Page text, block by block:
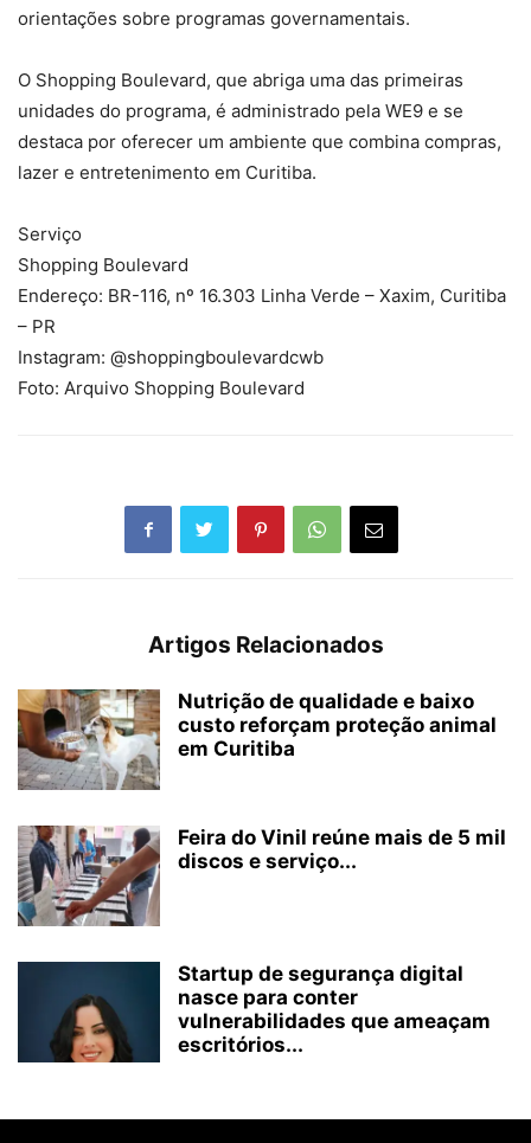
orientações sobre programas governamentais.
O Shopping Boulevard, que abriga uma das primeiras
unidades do programa, é administrado pela WE9 e se
destaca por oferecer um ambiente que combina compras,
lazer e entretenimento em Curitiba.
Serviço
Shopping Boulevard
Endereço: BR-116, nº 16.303 Linha Verde – Xaxim, Curitiba
– PR
Instagram: @shoppingboulevardcwb
Foto: Arquivo Shopping Boulevard
Artigos Relacionados
Nutrição de qualidade e baixo
custo reforçam proteção animal
em Curitiba
Feira do Vinil reúne mais de 5 mil
discos e serviço...
Startup de segurança digital
nasce para conter
vulnerabilidades que ameaçam
escritórios...